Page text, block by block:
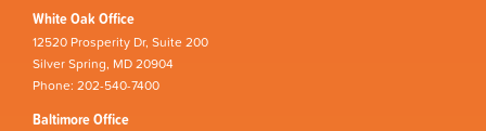
White Oak Office
12520 Prosperity Dr, Suite 200
Silver Spring, MD 20904
Phone: 202-540-7400
Baltimore Office